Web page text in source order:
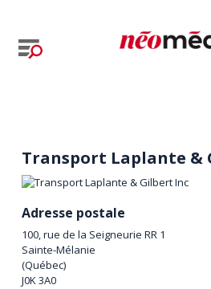
Transport Laplante &
Adresse postale
100, rue de la Seigneurie RR 1
Sainte-Mélanie
(Québec)
J0K 3A0